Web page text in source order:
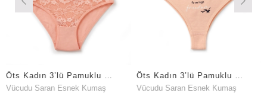
Öts Kadın 3’lü Pamuklu Külot Önü Dantelli Ergonomik Tasarım (4272-3)
Saran Esnek Kumaş
Öts Kadın 3’lü Pamuklu Külot Baskılı Brazilian Premium Günlük Kullanım (4209-3)
Vücudu Saran Esnek Kumaş
Vücudu